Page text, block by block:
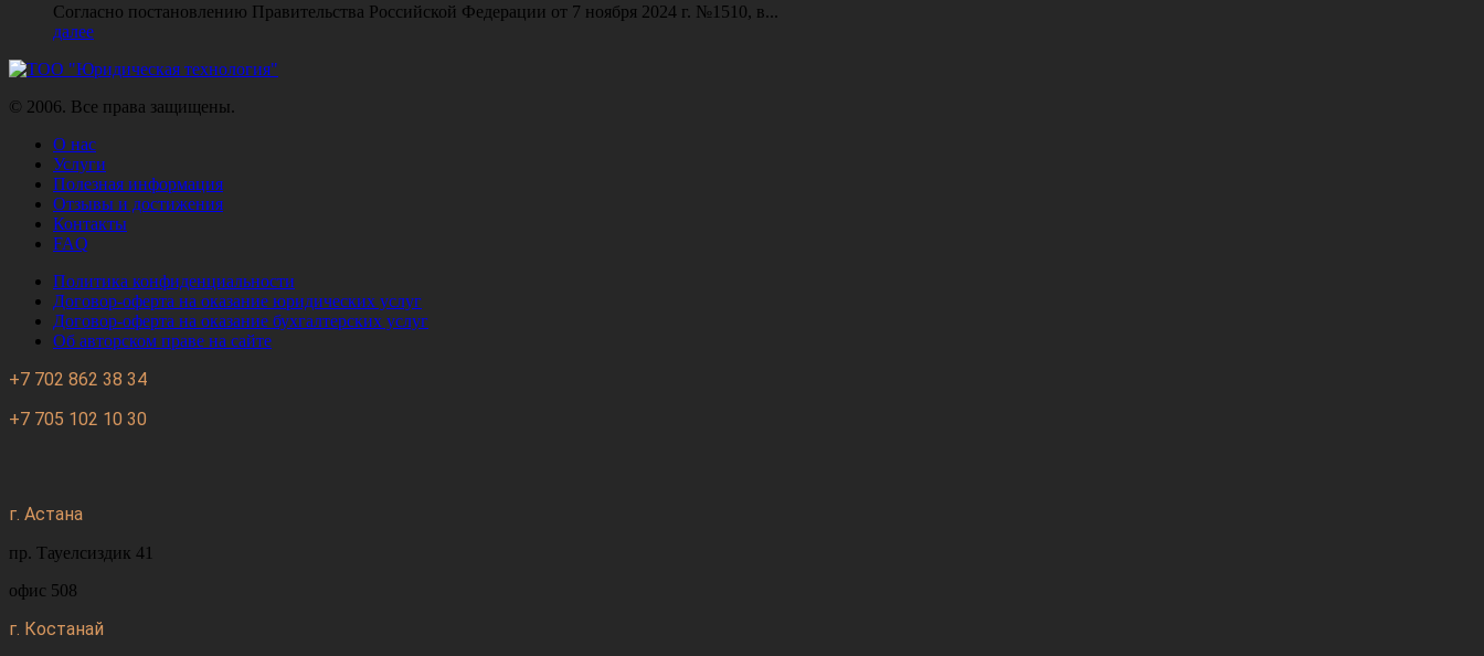
Согласно постановлению Правительства Российской Федерации от 7 ноября 2024 г. №1510, в...
далее
© 2006. Все права защищены.
О нас
Услуги
Полезная информация
Отзывы и достижения
Контакты
FAQ
Политика конфиденциальности
Договор-оферта на оказание юридических услуг
Договор-оферта на оказание бухгалтерских услуг
Об авторском праве на сайте
+7 702 862 38 34
+7 705 102 10 30
г. Астана
пр. Тауелсиздик 41
офис 508
г. Костанай